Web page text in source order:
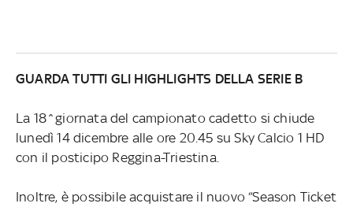
GUARDA TUTTI GLI HIGHLIGHTS DELLA SERIE B
La 18^giornata del campionato cadetto si chiude
lunedì 14 dicembre alle ore 20.45 su Sky Calcio 1 HD
con il posticipo Reggina-Triestina.
Inoltre, è possibile acquistare il nuovo “Season Ticket